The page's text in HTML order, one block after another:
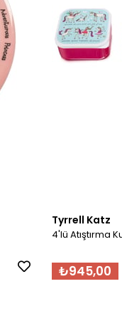
Tyrrell Katz
4'lü Atıştırma
₺945,00